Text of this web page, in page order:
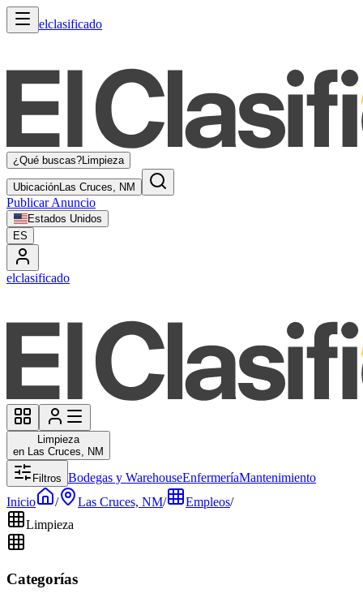
elclasificado
¿Qué buscas?Limpieza
UbicaciónLas Cruces, NM
Publicar Anuncio
Estados Unidos
ES
elclasificado
Limpieza
en Las Cruces, NM
Filtros Bodegas y WarehouseEnfermeríaMantenimiento
Inicio
/ Las Cruces, NM/ Empleos/
Limpieza
Categorías